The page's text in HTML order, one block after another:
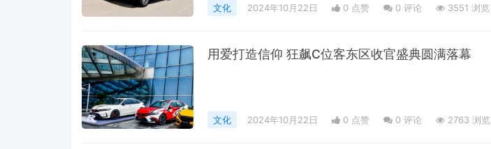
文化 2024年10月22日 0 点赞 0 评论 3551 浏览
用爱打造信仰 狂飙C位客东区收官盛典圆满落幕
文化 2024年10月22日 0 点赞 0 评论 2763 浏览